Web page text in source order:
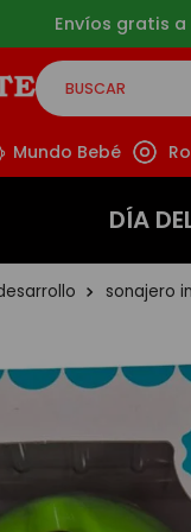
Envíos gratis a
BUSCAR
Mundo Bebé
DÍA
sonajero